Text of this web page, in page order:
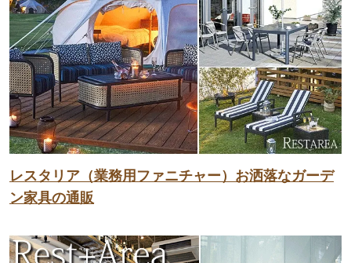
レスタリア（業務用ファニチャー）お洒落なガーデ
ン家具の通販